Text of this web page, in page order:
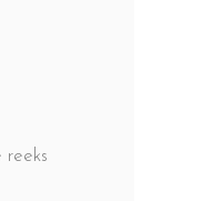
reeks